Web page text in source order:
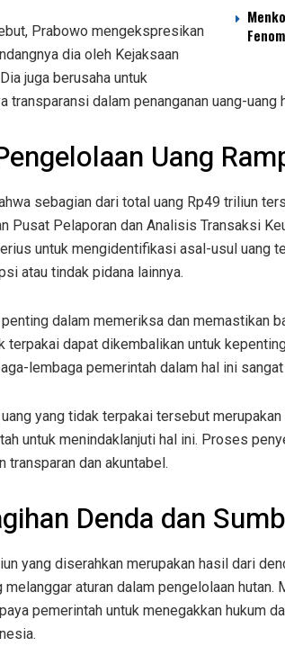
Prabowo mengekspresikan
dia oleh Kejaksaan
juga berusaha untuk
transparansi dalam penanganan uang-uang
Uang
sebagian dari total uang Rp49 triliun
Pusat Pelaporan dan Analisis Transaksi
untuk mengidentifikasi asal-usul uang
atau tindak pidana lainnya.
dalam memeriksa dan memastikan
terpakai dapat dikembalikan untuk
lembaga pemerintah dalam hal ini
yang tidak terpakai tersebut
untuk menindaklanjuti hal ini. Proses
transparan dan akuntabel.
Denda dan
yang diserahkan merupakan hasil dari
aturan dalam pengelolaan hutan.
pemerintah untuk menegakkan hukum